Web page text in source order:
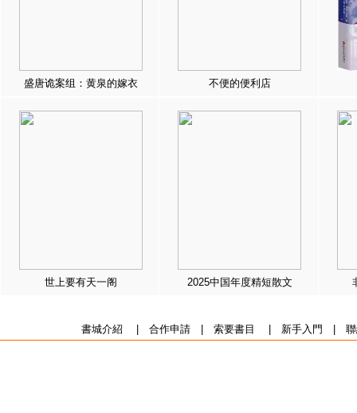
盛唐诡案组：黄泉的嫁衣 不便的便利店
世上要有天一阁 2025中国年度精短散文
書城介紹 合作申請| 索要書目 新手入門